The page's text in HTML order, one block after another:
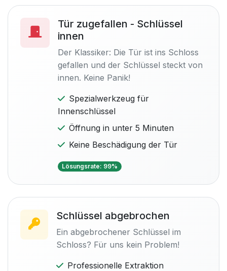
Tür zugefallen - Schlüssel
innen
Der Klassiker: Die Tür ist ins Schloss
gefallen und der Schlüssel steckt von
innen. Keine Panik!
Spezialwerkzeug für
Innenschlüssel
Öffnung in unter 5 Minuten
Keine Beschädigung der Tür
Lösungsrate: 99%
Schlüssel abgebrochen
Ein abgebrochener Schlüssel im
Schloss? Für uns kein Problem!
Professionelle Extraktion